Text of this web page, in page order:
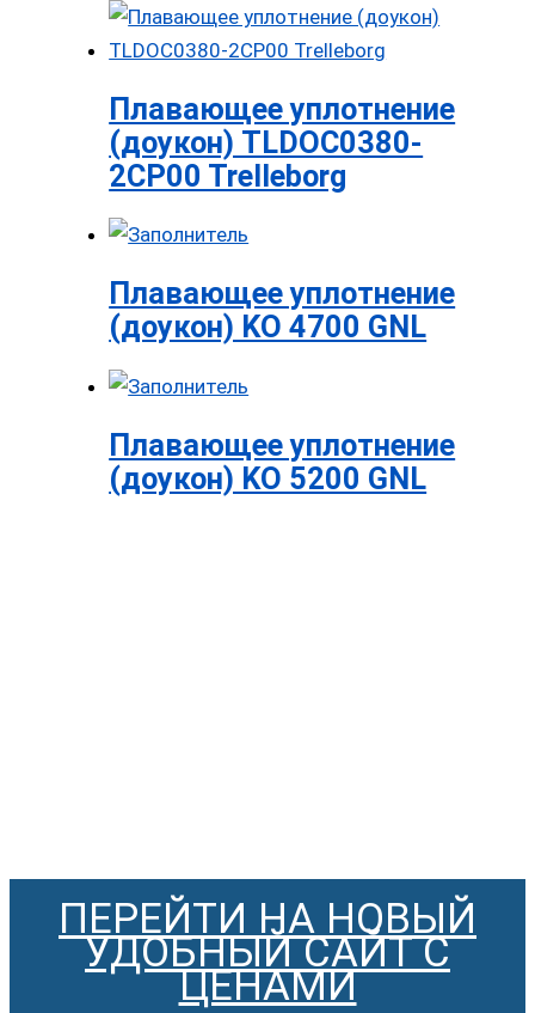
Плавающее уплотнение
(доукон) TLDOC0380-
2CP00 Trelleborg
Плавающее уплотнение
(доукон) KO 4700 GNL
Плавающее уплотнение
(доукон) KO 5200 GNL
ПЕРЕЙТИ НА НОВЫЙ
УДОБНЫЙ САЙТ С
ЦЕНАМИ